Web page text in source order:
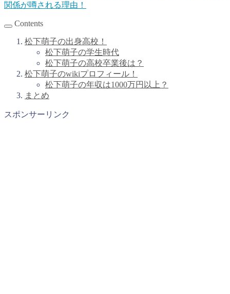
関係が噂される理由！
Contents
松下萌子の出身高校！
松下萌子の学生時代
松下萌子の高校卒業後は？
松下萌子のwikiプロフィール！
松下萌子の年収は1000万円以上？
まとめ
スポンサーリンク